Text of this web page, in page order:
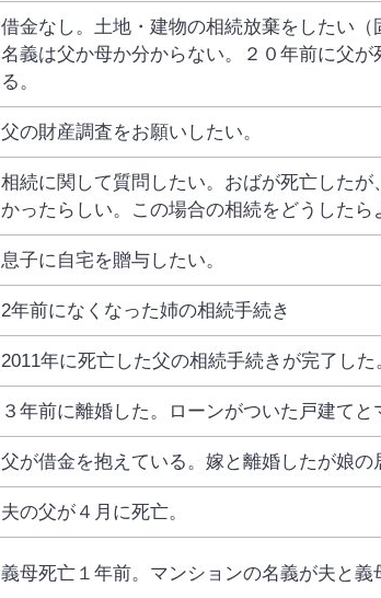
借金なし。土地・建物の相続放棄をしたい（
名義は父か母か分からない。２０年前に父
る。
父の財産調査をお願いしたい。
相続に関して質問したい。おばが死亡した
かったらしい。この場合の相続をどうしたら
息子に自宅を贈与したい。
2年前になくなった姉の相続手続き
2011年に死亡した父の相続手続きが完了し
３年前に離婚した。ローンがついた戸建て
父が借金を抱えている。嫁と離婚したが娘の
夫の父が４月に死亡。
義母死亡１年前。マンションの名義が夫と義